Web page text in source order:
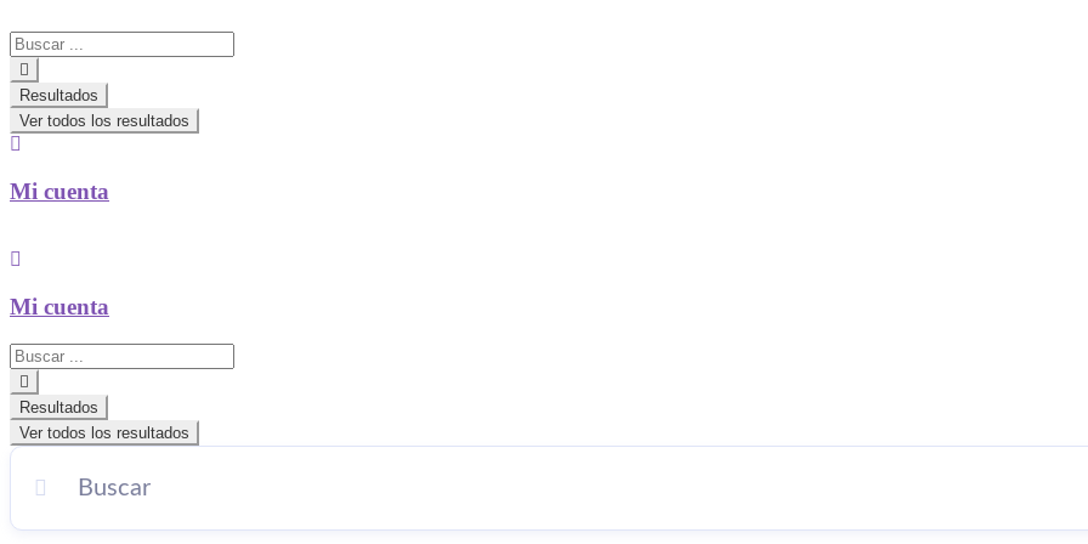
Search
...
Resultados
Ver todos los resultados
Mi cuenta
Mi cuenta
Search
...
Resultados
Ver todos los resultados